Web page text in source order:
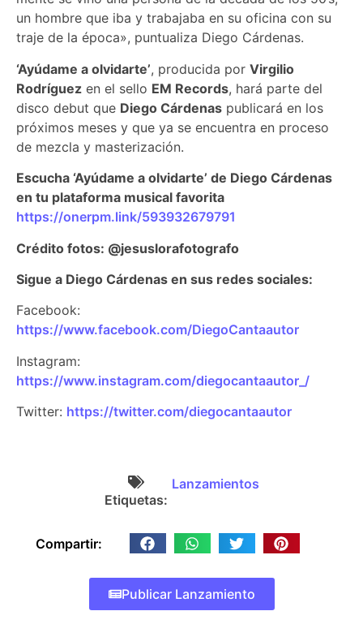
un hombre que iba y trabajaba en su oficina con su
traje de la época», puntualiza Diego Cárdenas.
‘Ayúdame a olvidarte’, producida por Virgilio
Rodríguez en el sello EM Records, hará parte del
disco debut que Diego Cárdenas publicará en los
próximos meses y que ya se encuentra en proceso
de mezcla y masterización.
Escucha ‘Ayúdame a olvidarte’ de Diego Cárdenas
en tu plataforma musical favorita
https://onerpm.link/593932679791
Crédito fotos: @jesuslorafotografo
Sigue a Diego Cárdenas en sus redes sociales:
Facebook:
https://www.facebook.com/DiegoCantaautor
Instagram:
https://www.instagram.com/diegocantaautor_/
Twitter: https://twitter.com/diegocantaautor
Etiquetas:
Lanzamientos
Compartir:
Publicar Lanzamiento